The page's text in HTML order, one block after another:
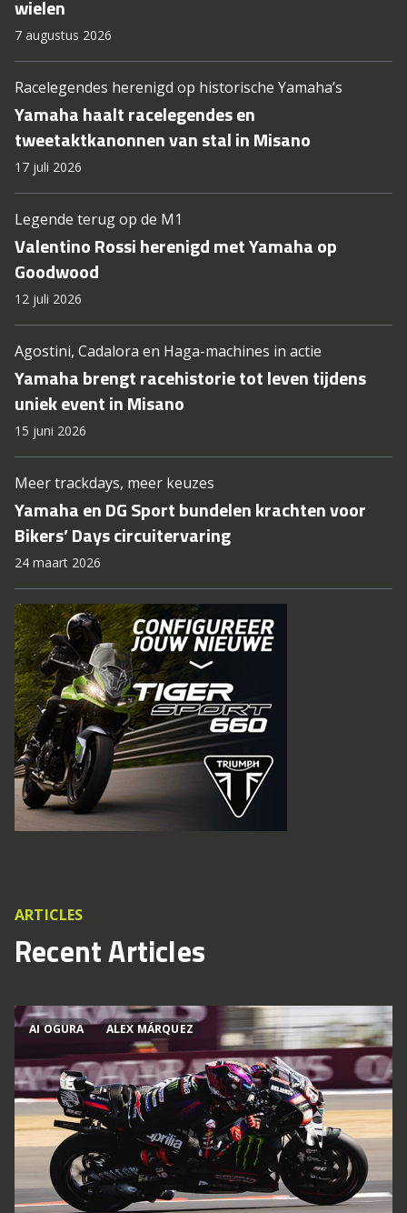
wielen
7 augustus 2026
Racelegendes herenigd op historische Yamaha’s
Yamaha haalt racelegendes en
tweetaktkanonnen van stal in Misano
17 juli 2026
Legende terug op de M1
Valentino Rossi herenigd met Yamaha op
Goodwood
12 juli 2026
Agostini, Cadalora en Haga-machines in actie
Yamaha brengt racehistorie tot leven tijdens
uniek event in Misano
15 juni 2026
Meer trackdays, meer keuzes
Yamaha en DG Sport bundelen krachten voor
Bikers’ Days circuitervaring
24 maart 2026
ARTICLES
Recent Articles
AI OGURA ALEX MÁRQUEZ